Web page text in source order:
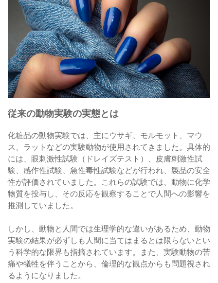
従来の動物実験の実態とは
化粧品の動物実験では、主にウサギ、モルモット、マウ
ス、ラットなどの実験動物が使用されてきました。具体的
には、眼刺激性試験（ドレイズテスト）、皮膚刺激性試
験、感作性試験、急性毒性試験などが行われ、製品の安全
性が評価されていました。これらの試験では、動物に化学
物質を投与し、その反応を観察することで人間への影響を
推測していました。
しかし、動物と人間では生理学的な違いがあるため、動物
実験の結果が必ずしも人間に当てはまるとは限らないとい
う科学的な限界も指摘されています。また、実験動物の苦
痛や犠牲を伴うことから、倫理的な観点からも問題視され
るようになりました。